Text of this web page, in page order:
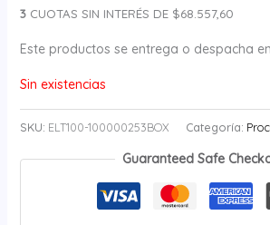
3CUOTAS SIN INTERÉS DE $68.557,60
Este productos se entrega o despacha
Sin existencias
SKU: ELT100-100000253BOX Categoría:
Guaranteed Safe